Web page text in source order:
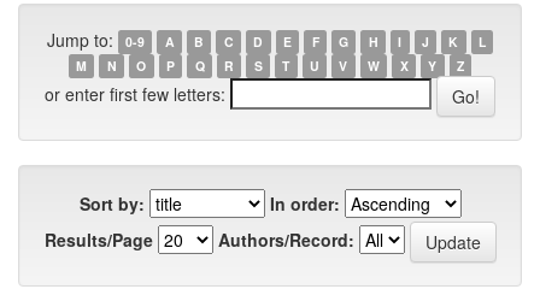
Jump to: 0-9 A B C D E F G H I J K
L
M
N O P Q R S T U V W X Y Z
or enter first few letters:
Sort by:
In order:
Results/Page
Authors/Record: